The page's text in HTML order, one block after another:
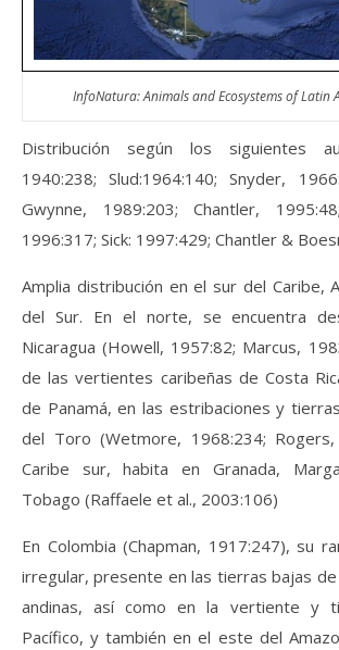
InfoNatura: Animals and Ecosystems of Latin
Distribución según los siguientes
1940:238; Slud:1964:140; Snyder,
Gwynne, 1989:203; Chantler,
1996:317; Sick: 1997:429; Chantler &
Amplia distribución en el sur del Caribe,
del Sur. En el norte, se encuentra
Nicaragua (Howell, 1957:82; Marcus,
de las vertientes caribeñas de Costa
de Panamá, en las estribaciones y
del Toro (Wetmore, 1968:234;
Caribe sur, habita en Granada,
Tobago (Raffaele et al., 2003:106)
En Colombia (Chapman, 1917:247), su
irregular, presente en las tierras bajas
andinas, así como en la vertiente y
Pacífico, y también en el este del